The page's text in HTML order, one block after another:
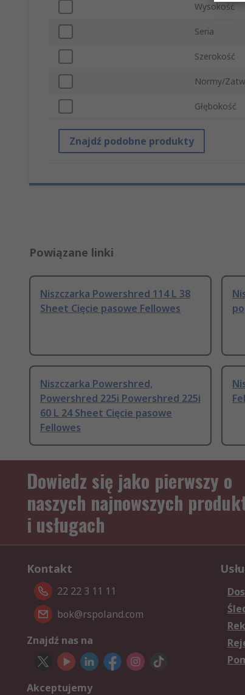
Wysokość
Seria
Szerokość
Normy/
Głębokość
Znajdź podobne produkty
Powiązane linki
Niszczarka Powershred 114 L 38
Sheet Cięcie pasowe Fellowes
Niszczarka Powershred,
Powershred 225i Powershred 225i
60 L 24 Sheet Cięcie pasowe
Fellowes
Dowiedz się jako pierwszy o
naszych najnowszych
i usługach
Kontakt
22 22 3 11 11
bok@rspoland.com
Znajdź nas na
Akceptujemy